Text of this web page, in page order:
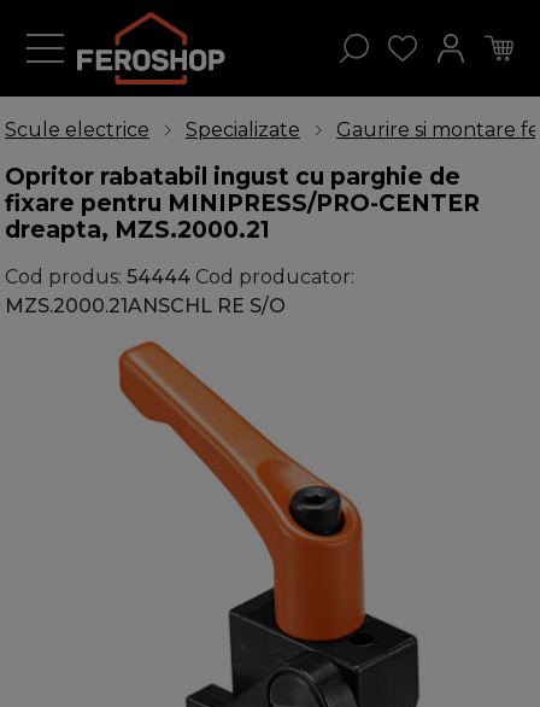
Scule electrice Specializate Gaurire si montare
Opritor rabatabil ingust cu parghie de
fixare pentru MINIPRESS/PRO-CENTER
dreapta, MZS.2000.21
Cod produs: 54444 Cod producator:
MZS.2000.21ANSCHL RE S/O